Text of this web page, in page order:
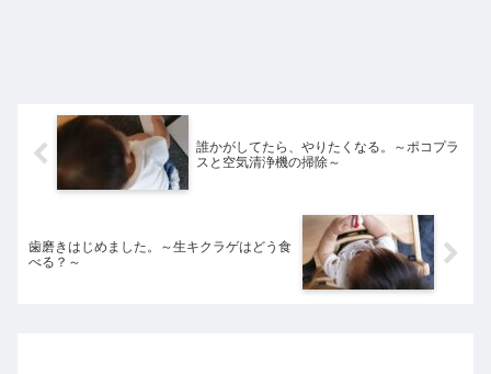
誰かがしてたら、やりたくなる。～ポコプラ
スと空気清浄機の掃除～
歯磨きはじめました。～生キクラゲはどう食
べる？～